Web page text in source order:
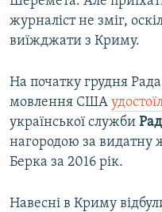
журналіст не зміг,
виїжджати з Криму.
На початку грудня
мовлення США
української служби
нагородою за видатну
Берка за 2016 рік.
Навесні в Криму